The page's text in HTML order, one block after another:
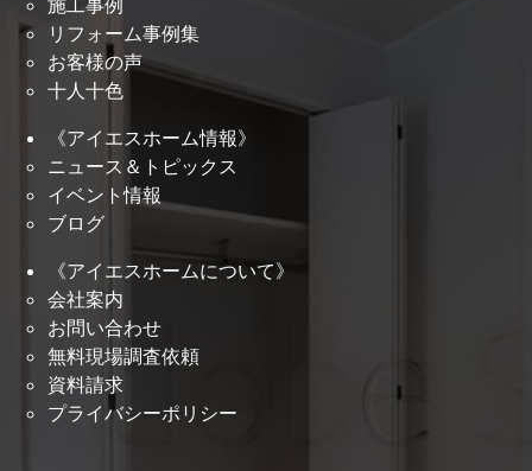
施工事例
リフォーム事例集
お客様の声
十人十色
《アイエスホーム情報》
ニュース＆トピックス
イベント情報
ブログ
《アイエスホームについて》
会社案内
お問い合わせ
無料現場調査依頼
資料請求
プライバシーポリシー